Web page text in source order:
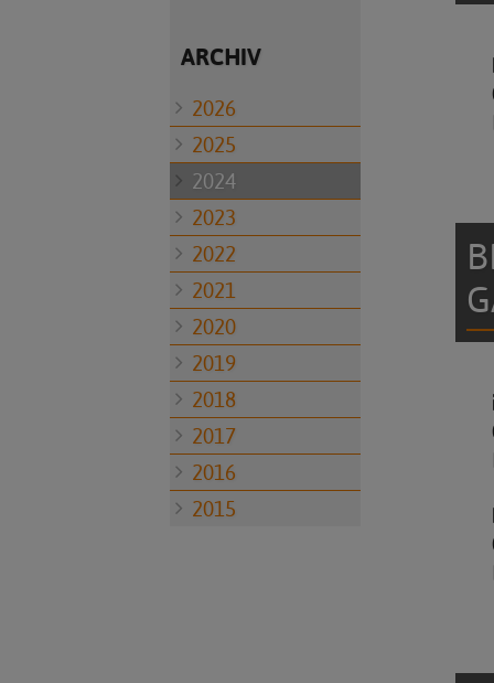
ARCHIV
2026
2025
2024
2023
2022
2021
2020
2019
2018
2017
2016
2015